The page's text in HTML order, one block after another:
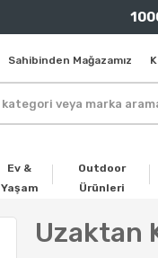
Sahibinden Mağazamız
Ev &
Yaşam
Outdoor
Ürünleri
Uzaktan